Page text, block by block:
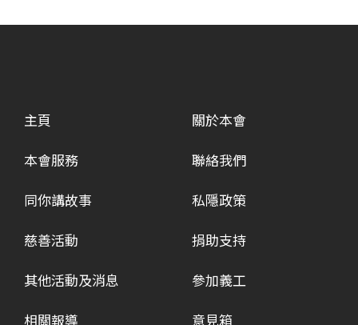
主頁
本會服務
同你講故事
慈善活動
其他活動及消息
相關報導
關於本會
聯絡我們
私隱政策
捐助支持
參加義工
意見箱